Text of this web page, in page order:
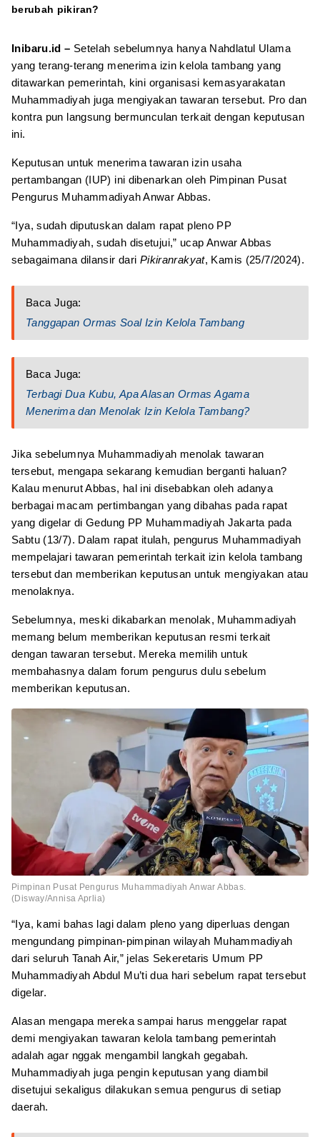
berubah pikiran?
Inibaru.id – Setelah sebelumnya hanya Nahdlatul Ulama
yang terang-terang menerima izin kelola tambang yang
ditawarkan pemerintah, kini organisasi kemasyarakatan
Muhammadiyah juga mengiyakan tawaran tersebut. Pro dan
kontra pun langsung bermunculan terkait dengan keputusan
ini.
Keputusan untuk menerima tawaran izin usaha
pertambangan (IUP) ini dibenarkan oleh Pimpinan Pusat
Pengurus Muhammadiyah Anwar Abbas.
“Iya, sudah diputuskan dalam rapat pleno PP
Muhammadiyah, sudah disetujui,” ucap Anwar Abbas
sebagaimana dilansir dari Pikiranrakyat, Kamis (25/7/2024).
Baca Juga:
Tanggapan Ormas Soal Izin Kelola Tambang
Baca Juga:
Terbagi Dua Kubu, Apa Alasan Ormas Agama
Menerima dan Menolak Izin Kelola Tambang?
Jika sebelumnya Muhammadiyah menolak tawaran
tersebut, mengapa sekarang kemudian berganti haluan?
Kalau menurut Abbas, hal ini disebabkan oleh adanya
berbagai macam pertimbangan yang dibahas pada rapat
yang digelar di Gedung PP Muhammadiyah Jakarta pada
Sabtu (13/7). Dalam rapat itulah, pengurus Muhammadiyah
mempelajari tawaran pemerintah terkait izin kelola tambang
tersebut dan memberikan keputusan untuk mengiyakan atau
menolaknya.
Sebelumnya, meski dikabarkan menolak, Muhammadiyah
memang belum memberikan keputusan resmi terkait
dengan tawaran tersebut. Mereka memilih untuk
membahasnya dalam forum pengurus dulu sebelum
memberikan keputusan.
Pimpinan Pusat Pengurus Muhammadiyah Anwar Abbas.
(Disway/Annisa Aprlia)
“Iya, kami bahas lagi dalam pleno yang diperluas dengan
mengundang pimpinan-pimpinan wilayah Muhammadiyah
dari seluruh Tanah Air,” jelas Sekeretaris Umum PP
Muhammadiyah Abdul Mu’ti dua hari sebelum rapat tersebut
digelar.
Alasan mengapa mereka sampai harus menggelar rapat
demi mengiyakan tawaran kelola tambang pemerintah
adalah agar nggak mengambil langkah gegabah.
Muhammadiyah juga pengin keputusan yang diambil
disetujui sekaligus dilakukan semua pengurus di setiap
daerah.